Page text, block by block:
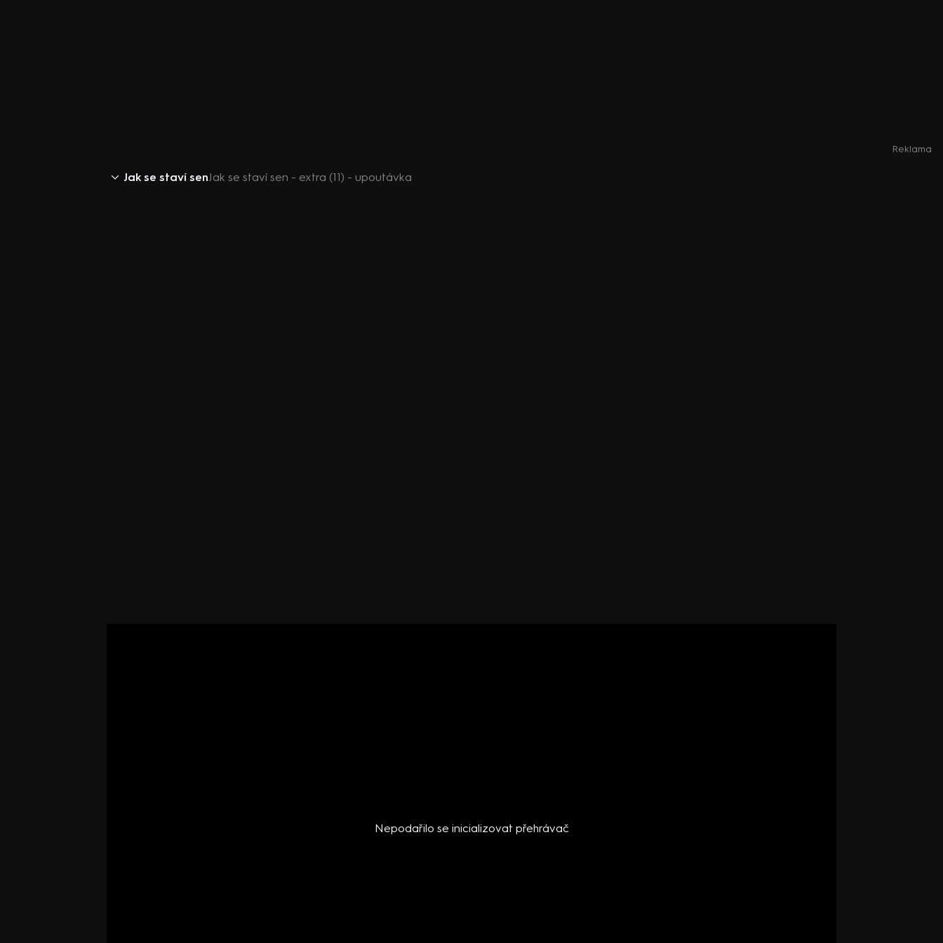
Reklama
Jak se staví senJak se staví sen - extra (11) - upoutávka
Nepodařilo se inicializovat přehrávač